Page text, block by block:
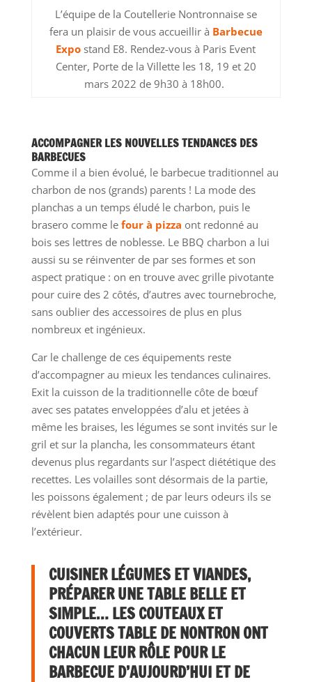
L’équipe de la Coutellerie Nontronnaise se
fera un plaisir de vous accueillir à Barbecue
Expo stand E8. Rendez-vous à Paris Event
Center, Porte de la Villette les 18, 19 et 20
mars 2022 de 9h30 à 18h00.
ACCOMPAGNER LES NOUVELLES TENDANCES DES
BARBECUES
Comme il a bien évolué, le barbecue traditionnel au
charbon de nos (grands) parents ! La mode des
planchas a un temps éludé le charbon, puis le
brasero comme le four à pizza ont redonné au
bois ses lettres de noblesse. Le BBQ charbon a lui
aussi su se réinventer de par ses formes et son
aspect pratique : on en trouve avec grille pivotante
pour cuire des 2 côtés, d’autres avec tournebroche,
sans oublier des accessoires de plus en plus
nombreux et ingénieux.
Car le challenge de ces équipements reste
d’accompagner au mieux les tendances culinaires.
Exit la cuisson de la traditionnelle côte de bœuf
avec ses patates enveloppées d’alu et jetées à
même les braises, les légumes se sont invités sur le
gril et sur la plancha, les consommateurs étant
devenus plus regardants sur l’aspect diététique des
recettes. Les volailles sont désormais de la partie,
les poissons également ; de par leurs odeurs ils se
révèlent bien adaptés pour une cuisson à
l’extérieur.
CUISINER LÉGUMES ET VIANDES,
PRÉPARER UNE TABLE BELLE ET
SIMPLE… LES COUTEAUX ET
COUVERTS TABLE DE NONTRON ONT
CHACUN LEUR RÔLE POUR LE
BARBECUE D’AUJOURD’HUI ET DE